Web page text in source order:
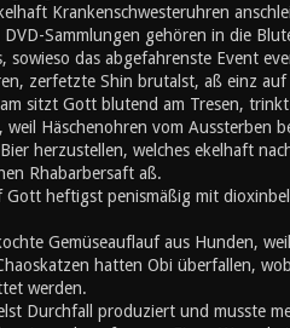
Krankenschwesteruhren
Sammlungen gehören in die
sowieso das abgefahrenste Event
zerfetzte Shin brutalst, aß einz
sitzt Gott blutend am Tresen,
weil Häschenohren vom Aussterben
herzustellen, welches ekelhaft
Rhabarbersaft aß.
heftigst penismäßig mit
Gemüseauflauf aus Hunden,
hatten Obi überfallen,
werden.
Durchfall produziert und musste